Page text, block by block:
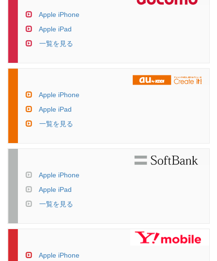
Apple iPhone
Apple iPad
一覧を見る
Apple iPhone
Apple iPad
一覧を見る
Apple iPhone
Apple iPad
一覧を見る
Apple iPhone